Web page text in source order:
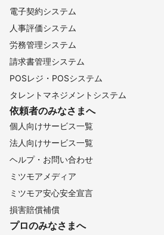
電子契約システム
人事評価システム
労務管理システム
請求書管理システム
POSレジ・POSシステム
タレントマネジメントシステム
依頼者のみなさまへ
個人向けサービス一覧
法人向けサービス一覧
ヘルプ・お問い合わせ
ミツモアメディア
ミツモア安心安全宣言
損害賠償補償
プロのみなさまへ